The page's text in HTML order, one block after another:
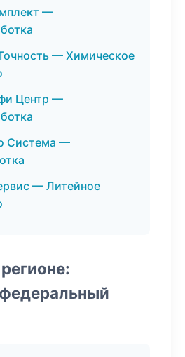
—
— Химическое
Центр —
Система —
— Литейное